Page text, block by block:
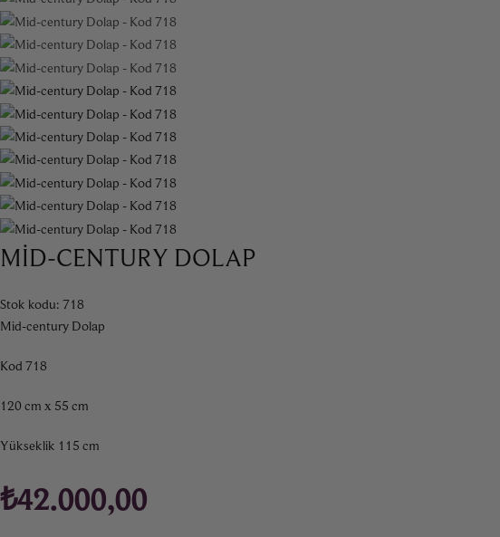
MID-CENTURY DOLAP
Stok kodu: 718
Mid-century Dolap
Kod 718
120 cm x 55 cm
Yükseklik 115 cm
₺42.000,00